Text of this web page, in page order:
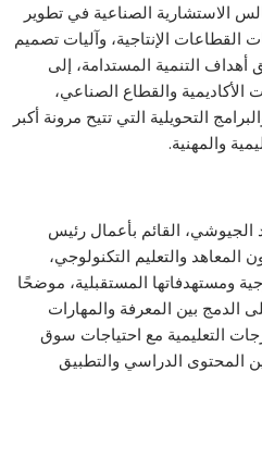
الاستشارية الصناعية في تطوير
القطاعات الإنتاجية، وآليات تصميم
أهداف التنمية المستدامة، إلى
والقطاع الصناعي،
التحويلية التي تتيح مرونة أكبر
والمهنية.
القائم بأعمال رئيس
والتعليم التكنولوجي،
ومستهدفاتها المستقبلية، موضحًا
الدمج بين المعرفة والمهارات
التعليمية مع احتياجات سوق
المحتوى الدراسي والتطبيق